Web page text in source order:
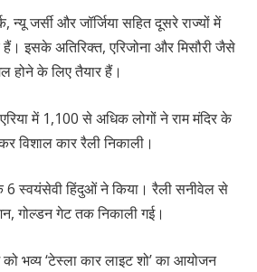
न्यू जर्सी और जॉर्जिया सहित दूसरे राज्यों में
हैं। इसके अतिरिक्त, एरिजोना और मिसौरी जैसे
होने के लिए तैयार हैं।
में 1,100 से अधिक लोगों ने राम मंदिर के
विशाल कार रैली निकाली।
6 स्वयंसेवी हिंदुओं ने किया। रैली सनीवेल से
गोल्डन गेट तक निकाली गई।
भव्य ‘टेस्ला कार लाइट शो’ का आयोजन